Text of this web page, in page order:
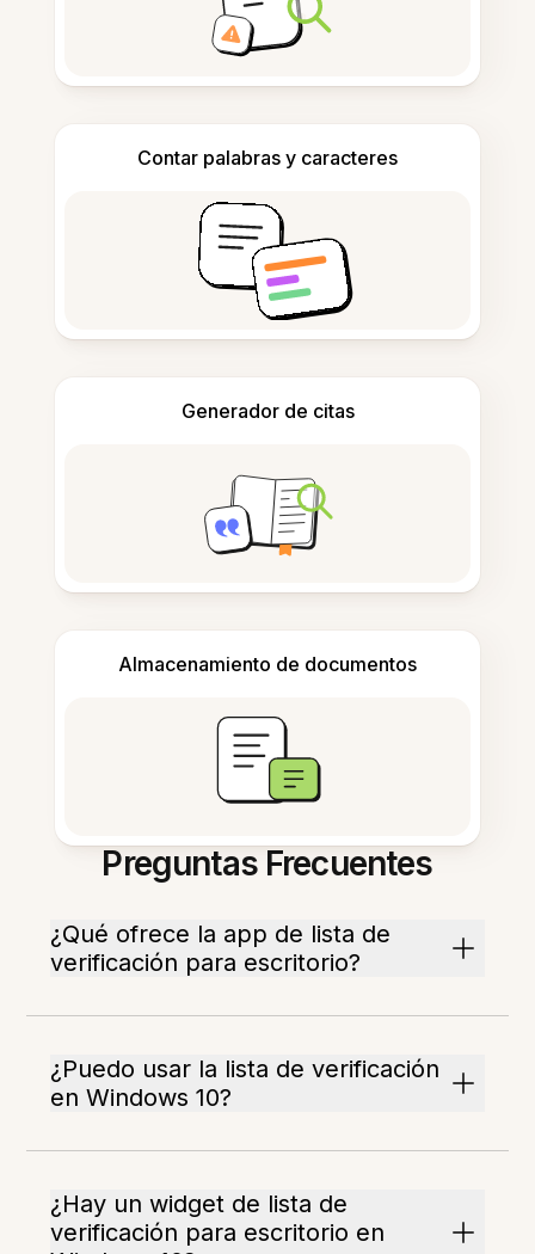
Contar palabras y caracteres
Generador de citas
Almacenamiento de documentos
Preguntas Frecuentes
¿Qué ofrece la app de lista de
verificación para escritorio?
¿Puedo usar la lista de verificación
en Windows 10?
¿Hay un widget de lista de
verificación para escritorio en